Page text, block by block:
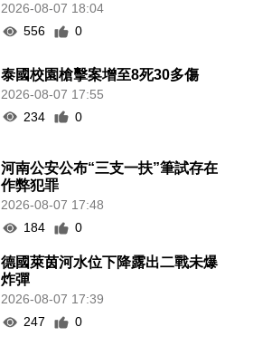
2026-08-07 18:04
556
0
泰國校園槍擊案增至8死30多傷
2026-08-07 17:55
234
0
河南公安公布“三支一扶”筆試存在
作弊犯罪
2026-08-07 17:48
184
0
德國萊茵河水位下降露出二戰未爆
炸彈
2026-08-07 17:39
247
0